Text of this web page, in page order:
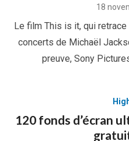
Posted
18
Le film This is it, qui
concerts de Michaël
preuve, Sony
120 fonds d’écran